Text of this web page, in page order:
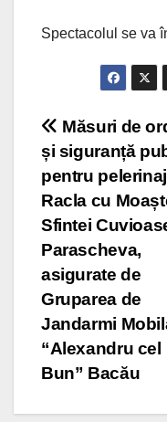
Spectacolul se va
Post
Măsuri de
și siguranță
pentru
Racla cu
Sfintei
Parascheva,
asigurate de
Gruparea de
Jandarmi
“Alexandru cel
Bun” Bacău